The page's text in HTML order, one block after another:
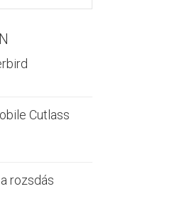
Cutlass
rozsdás